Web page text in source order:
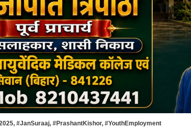
, #JanSuraaj, #PrashantKishor, #YouthEmployment